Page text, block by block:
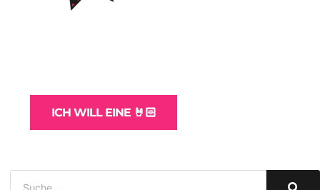
ICH WILL EINE 🤘🏻